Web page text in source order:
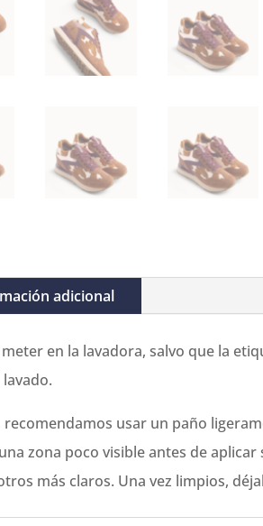
adicional
en la lavadora, salvo que la
usar un paño
zona poco visible antes de
más claros. Una vez limpios,